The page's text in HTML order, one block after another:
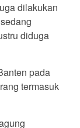
dilakukan
diduga
pada
termasuk